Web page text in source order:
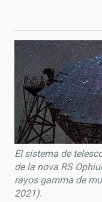
El sistema de
de la nova RS
rayos gamma de
2021).